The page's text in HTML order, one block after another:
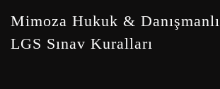
Mimoza Hukuk &
LGS Sınav Kuralları